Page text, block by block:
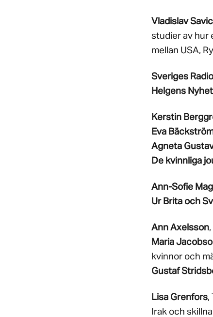
Vladislav Savic
studier av hur
mellan USA,
Sveriges
Helgens
Kerstin
Eva
Agneta
De kvinnliga
Ann-Sofie
Ur Brita och
Ann Axelsson
Maria
kvinnor och
Gustaf
Lisa Grenfors,
Irak och